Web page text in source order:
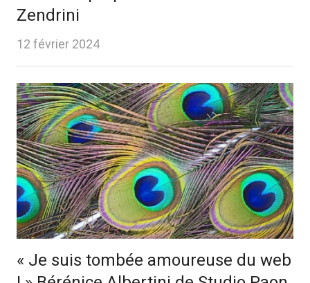
Zendrini
12 février 2024
« Je suis tombée amoureuse du web